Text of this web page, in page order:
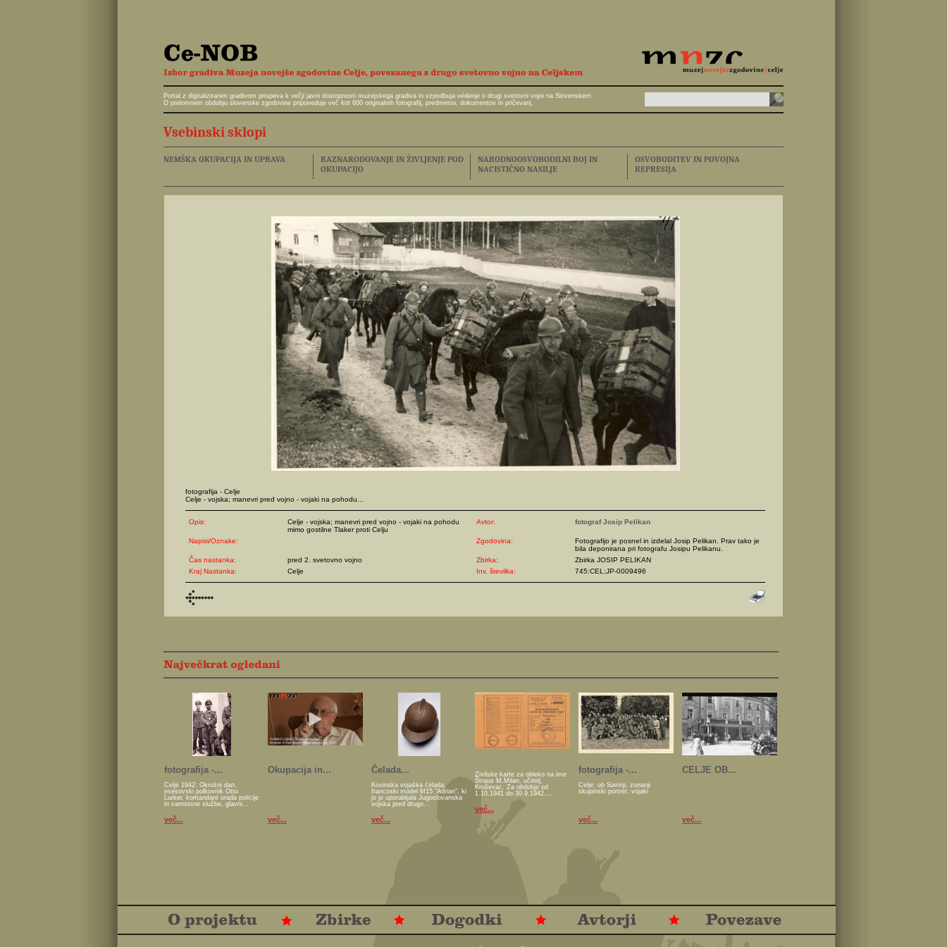
Portal z digitaliziranim gradivom prispeva k večji javni dostopnosti muzejskega gradiva in vzpodbuja védenje o drugi svetovni vojni na Slovenskem.
O prelomnem obdobju slovenske zgodovine pripoveduje več kot 600 originalnih fotografij, predmetov, dokumentov in pričevanj.
Vsebinski sklopi
NEMŠKA OKUPACIJA IN UPRAVA
RAZNARODOVANJE IN ŽIVLJENJE POD
OKUPACIJO
NARODNOOSVOBODILNI BOJ IN
NACISTIČNO NASILJE
OSVOBODITEV IN POVOJNA
REPRESIJA
fotografija - Celje
Celje - vojska; manevri pred vojno - vojaki na pohodu...
Opis:
Celje - vojska; manevri pred vojno - vojaki na pohodu
mimo gostilne Tlaker proti Celju
Avtor: fotograf Josip Pelikan
Napisi/Oznake: Zgodovina:
Fotografijo je posnel in izdelal Josip Pelikan. Prav tako je
bila deponirana pri fotografu Josipu Pelikanu.
Čas nastanka:
pred 2. svetovno vojno Zbirka:
Zbirka JOSIP PELIKAN
Kraj Nastanka:
Celje Inv. številka: 745:CEL;JP-0009496
fotografija -...
Celje 1942; Okrožni dan,
esesovski polkovnik Otto
Lurker, komandant urada policije
in varnostne službe, glavni...
več...
Okupacija in...
več...
Čelada...
Kovinska vojaška čelada,
francoski model M15 "Adrian", ki
jo je uporabljala Jugoslovanska
vojska pred drugo...
več...
Živilske karte za obleko na ime
Štraus M.Milan, učitelj,
Kruševac. Za obdobje od
1.10.1941 do 30.9.1942....
več...
fotografija -...
Celje: ob Savinji, zunanji
skupinski portret: vojaki
več...
CELJE OB...
več...